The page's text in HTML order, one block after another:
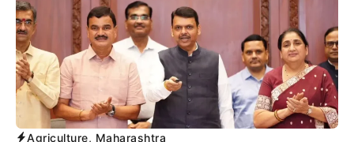
Agriculture, Maharashtra